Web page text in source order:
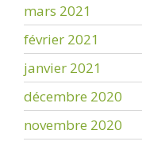
mars 2021
février 2021
janvier 2021
décembre 2020
novembre 2020